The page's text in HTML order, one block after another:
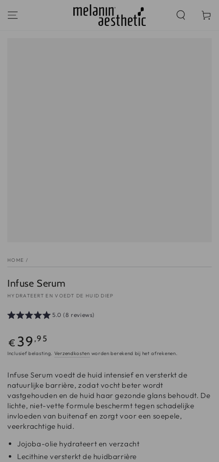
INHOUD
HOME /
Infuse Serum
HYDRATEERT EN VOEDT DE HUID DIEP
5.0 (8 reviews)
Normale
prijs
€ 39 ,95
Inclusief belasting. Verzendkosten worden berekend bij het afrekenen.
Infuse Serum voedt de huid intensief en versterkt de
natuurlijke barrière, zodat vocht beter wordt
vastgehouden en de huid haar gezonde glans behoudt. De
lichte, niet-vette formule beschermt tegen schadelijke
invloeden van buitenaf en zorgt voor een soepele,
veerkrachtige huid.
Jojoba-olie hydrateert en verzacht
Lecithine versterkt de huidbarrière